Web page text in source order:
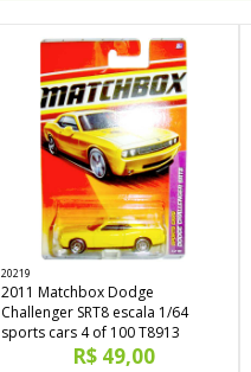
20219
2011 Matchbox Dodge
Challenger SRT8 escala 1/64
sports cars 4 of 100 T8913
R$ 49,00